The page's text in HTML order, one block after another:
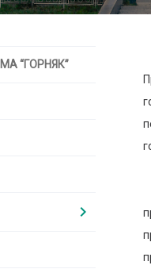
“ГОРНЯК”
chevron_right